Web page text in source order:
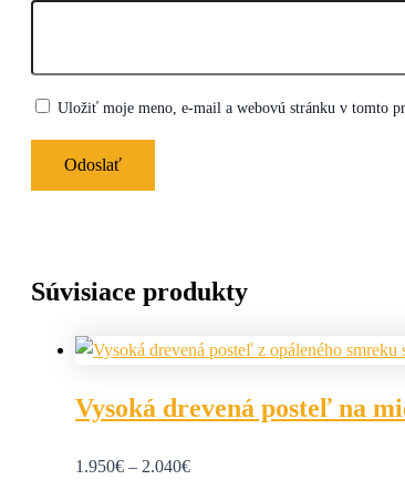
Uložiť moje meno, e-mail a webovú stránku v tomto
Súvisiace produkty
Vysoká drevená posteľ na
1.950€ – 2.040€